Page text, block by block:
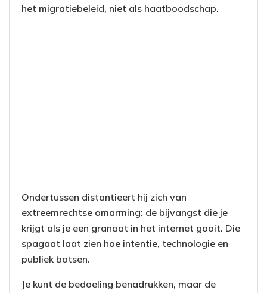
het migratiebeleid, niet als haatboodschap.
Ondertussen distantieert hij zich van
extreemrechtse omarming: de bijvangst die je
krijgt als je een granaat in het internet gooit. Die
spagaat laat zien hoe intentie, technologie en
publiek botsen.
Je kunt de bedoeling benadrukken, maar de